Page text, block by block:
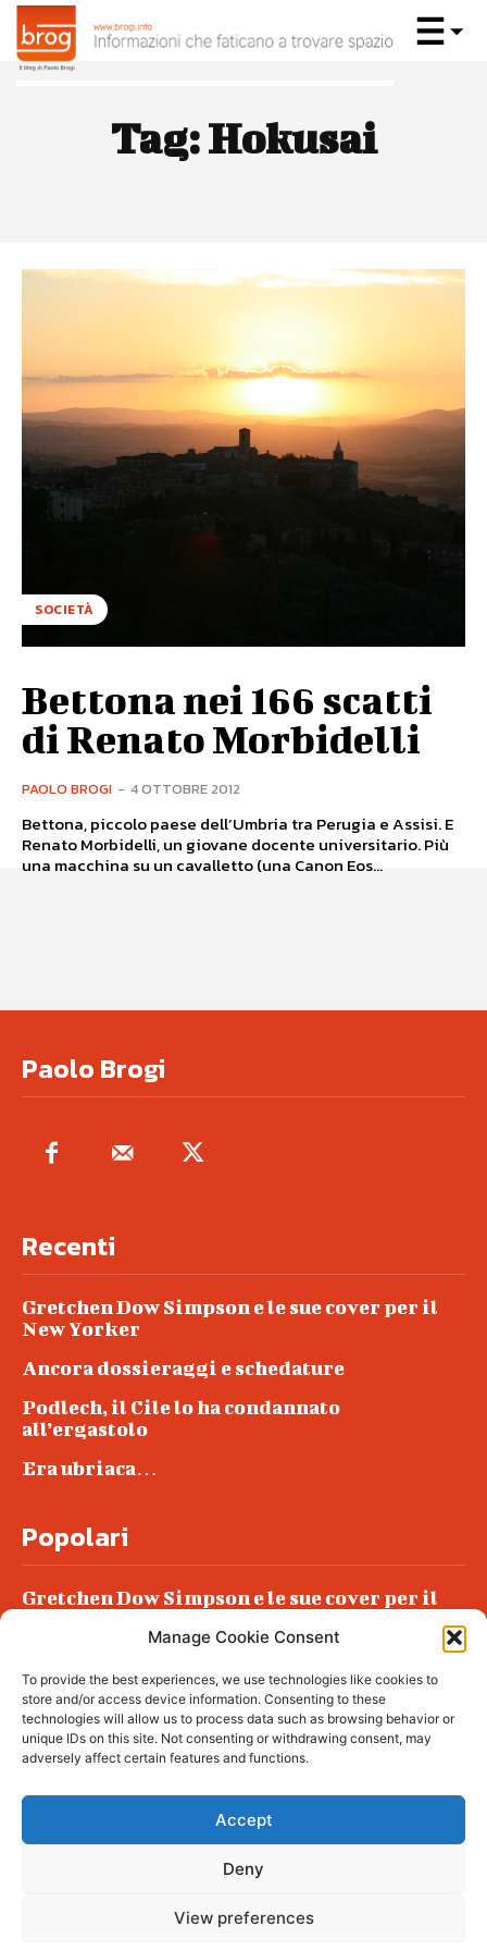
Manage Cookie Consent
To provide the best experiences, we use technologies like cookies to
store and/or access device information. Consenting to these
technologies will allow us to process data such as browsing behavior or
unique IDs on this site. Not consenting or withdrawing consent, may
adversely affect certain features and functions.
Accept
Deny
View preferences
Tag:Hokusai
SOCIETÀ
Bettona nei 166 scatti
di Renato Morbidelli
PAOLO BROGI - 4 OTTOBRE 2012
Bettona, piccolo paese dell’Umbria tra Perugia e Assisi. E
Renato Morbidelli, un giovane docente universitario. Più
una macchina su un cavalletto (una Canon Eos...
Paolo Brogi
Recenti
Gretchen Dow Simpson e le sue cover per il
New Yorker
Ancora dossieraggi e schedature
Podlech, il Cile lo ha condannato
all’ergastolo
Era ubriaca…
Popolari
Gretchen Dow Simpson e le sue cover per il
Podlech, il Cile lo ha condannato
all’ergastolo
Era ubriaca…
© tagDiv - All rights reserved. Made with
complete News Portal about living, lifestyle,
fashion and wellness. Take your time and